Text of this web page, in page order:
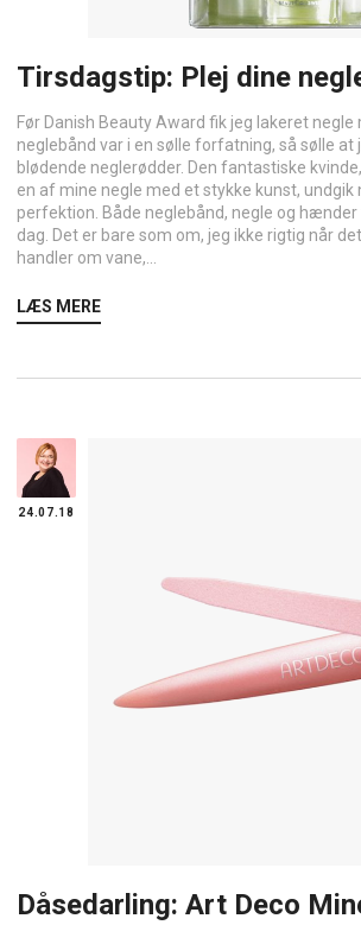
Tirsdagstip: Plej dine
Før Danish Beauty Award fik jeg lakeret negle
neglebånd var i en sølle forfatning, så sølle at
blødende neglerødder. Den fantastiske
en af mine negle med et stykke kunst, undgik
perfektion. Både neglebånd, negle og
dag. Det er bare som om, jeg ikke rigtig når
handler om vane,...
LÆS MERE
24.07.18
Dåsedarling: Art Deco